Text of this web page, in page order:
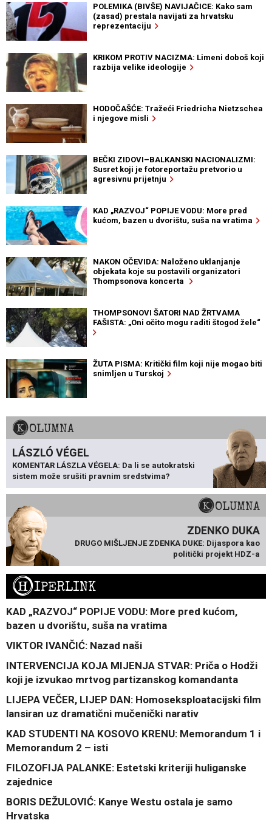
POLEMIKA (BIVŠE) NAVIJAČICE: Kako sam
(zasad) prestala navijati za hrvatsku
reprezentaciju
KRIKOM PROTIV NACIZMA: Limeni doboš koji
razbija velike ideologije
HODOČAŠĆE: Tražeći Friedricha Nietzschea
i njegove misli
BEČKI ZIDOVI–BALKANSKI NACIONALIZMI:
Susret koji je fotoreportažu pretvorio u
agresivnu prijetnju
KAD „RAZVOJ“ POPIJE VODU: More pred
kućom, bazen u dvorištu, suša na vratima
NAKON OČEVIDA: Naloženo uklanjanje
objekata koje su postavili organizatori
Thompsonova koncerta
THOMPSONOVI ŠATORI NAD ŽRTVAMA
FAŠISTA: „Oni očito mogu raditi štogod žele“
ŽUTA PISMA: Kritički film koji nije mogao biti
snimljen u Turskoj
KOLUMNA
LÁSZLÓ VÉGEL
KOMENTAR LÁSZLA VÉGELA: Da li se autokratski
sistem može srušiti pravnim sredstvima?
KOLUMNA
ZDENKO DUKA
DRUGO MIŠLJENJE ZDENKA DUKE: Dijaspora kao
politički projekt HDZ-a
HIPERLINK
KAD „RAZVOJ“ POPIJE VODU: More pred kućom,
bazen u dvorištu, suša na vratima
VIKTOR IVANČIĆ: Nazad naši
INTERVENCIJA KOJA MIJENJA STVAR: Priča o Hodži
koji je izvukao mrtvog partizanskog komandanta
LIJEPA VEČER, LIJEP DAN: Homoseksploatacijski film
lansiran uz dramatični mučenički narativ
KAD STUDENTI NA KOSOVO KRENU: Memorandum 1 i
Memorandum 2 – isti
FILOZOFIJA PALANKE: Estetski kriteriji huliganske
zajednice
BORIS DEŽULOVIĆ: Kanye Westu ostala je samo
Hrvatska